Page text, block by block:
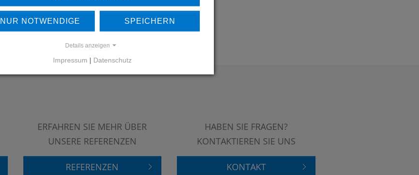
ERFAHREN SIE MEHR ÜBER
UNSERE REFERENZEN
REFERENZEN
HABEN SIE FRAGEN?
KONTAKTIEREN SIE UNS
KONTAKT
NUR NOTWENDIGE SPEICHERN
Details anzeigen
Impressum | Datenschutz